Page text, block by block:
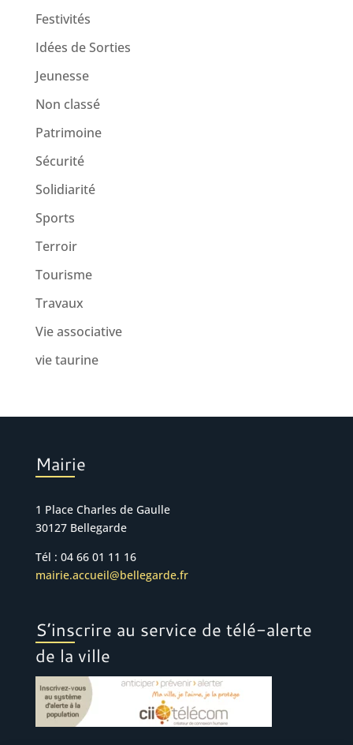
Festivités
Idées de Sorties
Jeunesse
Non classé
Patrimoine
Sécurité
Solidiarité
Sports
Terroir
Tourisme
Travaux
Vie associative
vie taurine
Mairie
1 Place Charles de Gaulle
30127 Bellegarde
Tél : 04 66 01 11 16
mairie.accueil@bellegarde.fr
S’inscrire au service de télé-alerte
de la ville